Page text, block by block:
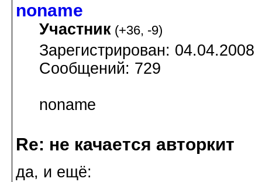
noname
Участник (+36, -9)
Зарегистрирован: 04.04.2008
Сообщений: 729
noname
Re: не качается авторкит
да, и ещё: